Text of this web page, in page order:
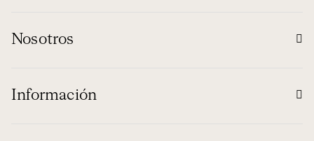
Nosotros
Información